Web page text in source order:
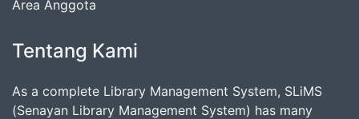
Area Anggota
Tentang Kami
As a complete Library Management System, SLiMS
(Senayan Library Management System) has many